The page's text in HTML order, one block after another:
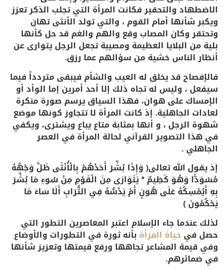
الاضطهاد والتحقير فكانت المرأة التي تجلب الذكر تعزز
ويكبر شأنها أمام القوم ، والتي تولد الأنثى تهان
وتحتقر وكان المصاب وقع والهم والغم قد حل كأنها
بلية من البلايا العظيمة ومصيبة تجعل الرجل يتوارى عن
أنظار الناس خشية من سؤالهم عما رزق.
فالإفصاح قد يخلق له العيب والشأم فيبقى متردداً فيما
سيفعل ، وليس له تجاه ذلك إلا أحد أمرين إما الوأد أو
الإمساك على هوان، فهذا السياق يرسم صورة منكرة
لعادات الجاهلية. إذ كانت المرأة لا تتجاوز كونها موضع
شهوة الرجل ، و أنها بمثابة متاع يباع ويشترى، ويكفي
في هذا التصوير القرآني لحالة المرأة في العصر
الجاهلي .
إذ يقول الله تعالى﴿ وَإِذَا بُشِّرَ أَحَدُهُمْ بِالْأُنْثَى ظَلَّ وَجْهُهُ
مُسْوَدًّا وَهُوَ كَظِيمٌ * يَتَوَارَى مِنَ الْقَوْمِ مِنْ سُوءِ مَا بُشِّرَ
بِهِ أَيُمْسِكُهُ عَلَى هُونٍ أَمْ يَدُسُّهُ فِي التُّرَابِ أَلَا سَاءَ مَا
يَحْكُمُونَ ﴾
لذلك عندما جاء الإسلام اعتبر المعاصرين التطور التي
حصل في حياة المرأة بأنه ثورة في التطورات والأوضاع
وفي قيمة المشاعر تجاهها ورفع قيمتها وتعزيز شأنها
في ضمائرهم.